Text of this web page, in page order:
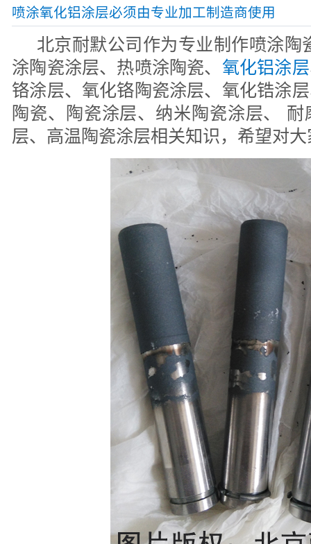
喷涂氧化铝涂层必须由专业加工制造商使用
北京耐默公司作为专业制作喷涂陶
涂陶瓷涂层、热喷涂陶瓷、 氧化铝涂层
铬涂层、氧化铬陶瓷涂层、氧化锆涂
陶瓷、陶瓷涂层、纳米陶瓷涂层、
层、高温陶瓷涂层相关知识，希望对